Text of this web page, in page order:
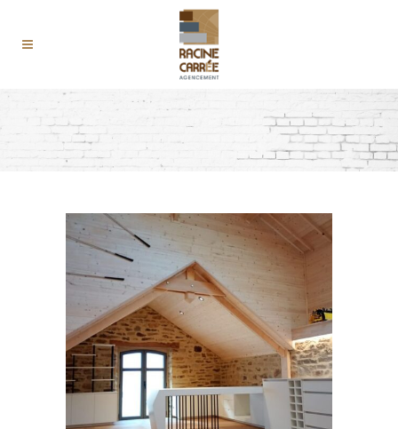
TOUT ACTUALITÉS